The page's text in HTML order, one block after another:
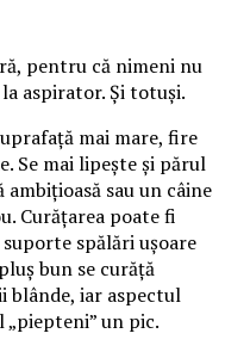
pentru că nimeni nu
aspirator. Și totuși.
mai mare, fire
Se mai lipește și părul
ambițioasă sau un câine
Curățarea poate fi
spălări ușoare
bun se curăță
blânde, iar aspectul
un pic.